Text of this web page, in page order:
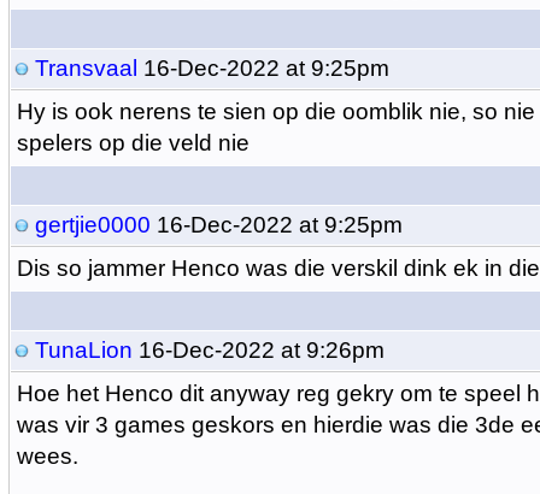
Transvaal 16-Dec-2022 at 9:25pm
Hy is ook nerens te sien op die oomblik nie, so
spelers op die veld nie
gertjie0000 16-Dec-2022 at 9:25pm
Dis so jammer Henco was die verskil dink ek in
TunaLion 16-Dec-2022 at 9:26pm
Hoe het Henco dit anyway reg gekry om te speel
was vir 3 games geskors en hierdie was die 3de
wees.